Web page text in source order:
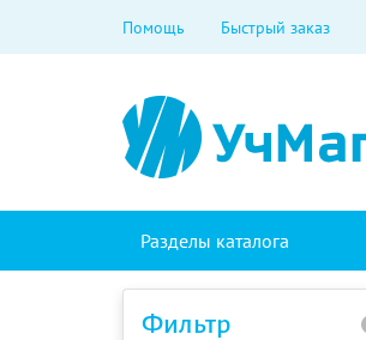
Помощь Быстрый заказ
Разделы каталога
Фильтр